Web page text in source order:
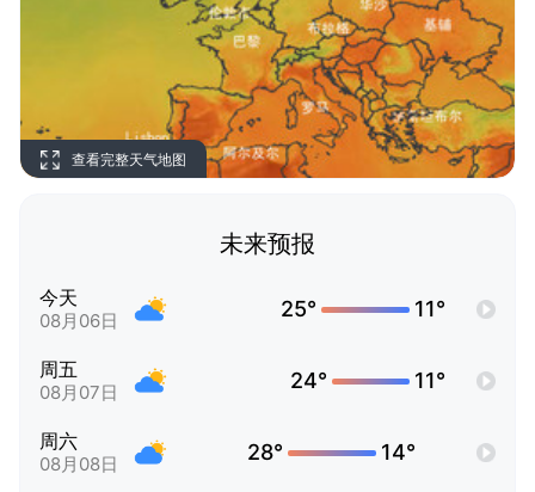
查看完整天气地图
未来预报
今天
08月06日 25° 11°
周五
08月07日 24° 11°
周六
08月08日 28° 14°